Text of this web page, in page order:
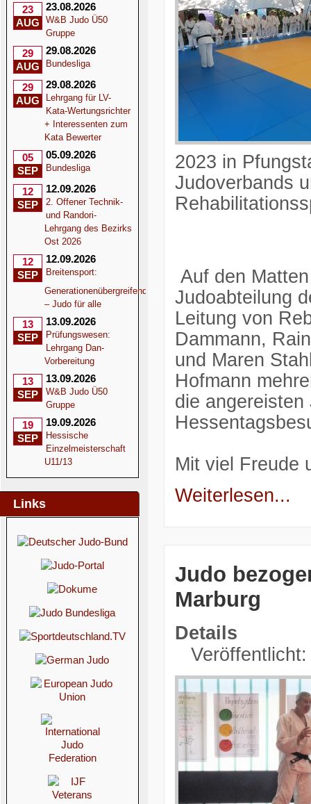
23
AUG
23.08.2026
W&B Judo Ü50
Gruppe
29
AUG
29.08.2026
Bundesliga
29
AUG
29.08.2026
Lehrgang für LV-
Kata-Wertungsrichter
+ Interessenten zum
Kata Bewerter
05
SEP
05.09.2026
Bundesliga
12
SEP
12.09.2026
2. Offener Technik-
und Randori-
Lehrgang des Bezirks
Ost 2026
12
SEP
12.09.2026
Breitensport:
Generationenübergreifend
– Judo für alle
13
SEP
13.09.2026
Prüfungswesen:
Lehrgang Dan-
Vorbereitung
13
SEP
13.09.2026
W&B Judo Ü50
Gruppe
19
SEP
19.09.2026
Hessische
Einzelmeisterschaft
U11/13
Links
2023 in
Judoverbands
Auf den
Judoabteilung
Leitung von
Dammann,
und Maren
Hofmann
die
Mit viel Freude
Weiterlesen...
Judo
Marburg
Details